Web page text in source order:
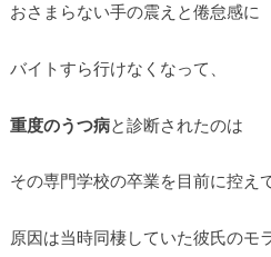
おさまらない手の震えと倦怠感に
バイトすら行けなくなって、
重度のうつ病と診断されたのは
その専門学校の卒業を目前に控え
原因は当時同棲していた彼氏のモ